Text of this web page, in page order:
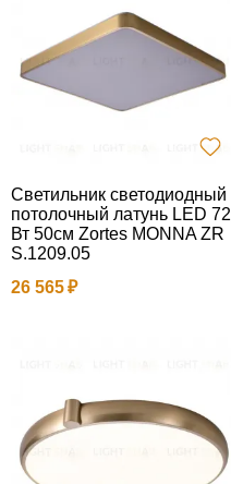
Светильник светодиодный
потолочный латунь LED 72
Вт 50см Zortes MONNA ZR
S.1209.05
26 565